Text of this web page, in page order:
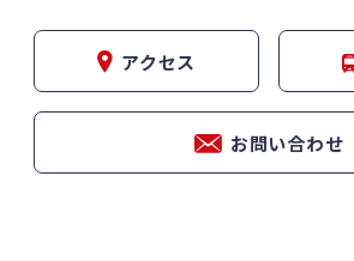
アクセス
お問い合わせ